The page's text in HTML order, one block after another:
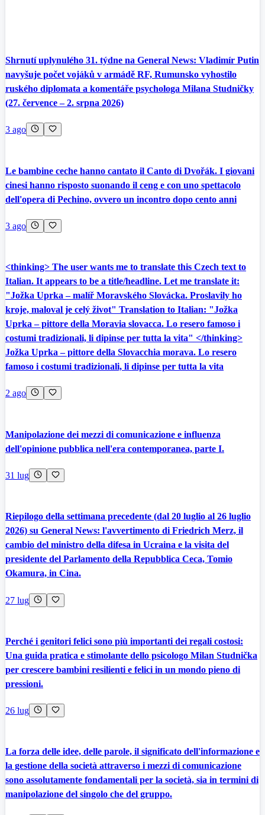
Shrnutí uplynulého 31. týdne na General News: Vladimír Putin
navyšuje počet vojáků v armádě RF, Rumunsko vyhostilo
ruského diplomata a komentáře psychologa Milana Studničky
(27. července – 2. srpna 2026)
3 ago
Le bambine ceche hanno cantato il Canto di Dvořák. I giovani
cinesi hanno risposto suonando il ceng e con uno spettacolo
dell'opera di Pechino, ovvero un incontro dopo cento anni
3 ago
<thinking> The user wants me to translate this Czech text to
Italian. It appears to be a title/headline. Let me translate it:
"Jožka Uprka – malíř Moravského Slovácka. Proslavily ho
kroje, maloval je celý život" Translation to Italian: "Jožka
Uprka – pittore della Moravia slovacca. Lo resero famoso i
costumi tradizionali, li dipinse per tutta la vita" </thinking>
Jožka Uprka – pittore della Slovacchia morava. Lo resero
famoso i costumi tradizionali, li dipinse per tutta la vita
2 ago
Manipolazione dei mezzi di comunicazione e influenza
dell'opinione pubblica nell'era contemporanea, parte I.
31 lug
Riepilogo della settimana precedente (dal 20 luglio al 26 luglio
2026) su General News: l'avvertimento di Friedrich Merz, il
cambio del ministro della difesa in Ucraina e la visita del
presidente del Parlamento della Repubblica Ceca, Tomio
Okamura, in Cina.
27 lug
Perché i genitori felici sono più importanti dei regali costosi:
Una guida pratica e stimolante dello psicologo Milan Studnička
per crescere bambini resilienti e felici in un mondo pieno di
pressioni.
26 lug
La forza delle idee, delle parole, il significato dell'informazione e
la gestione della società attraverso i mezzi di comunicazione
sono assolutamente fondamentali per la società, sia in termini di
manipolazione del singolo che del gruppo.